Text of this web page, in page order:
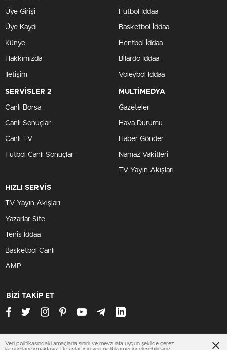
Üye Girişi
Üye Kaydı
Künye
Hakkımızda
İletişim
Futbol İddaa
Basketbol İddaa
Hentbol İddaa
Bilardo İddaa
Voleybol İddaa
SERVİSLER 2
Canlı Borsa
Canlı Sonuçlar
Canlı TV
Futbol Canlı Sonuçlar
MULTİMEDYA
Gazeteler
Hava Durumu
Haber Gönder
Namaz Vakitleri
TV Yayın Akışları
HIZLI SERVİS
TV Yayın Akışları
Yazarlar Site
Tenis İddaa
Basketbol Canlı
AMP
BİZİ TAKİP ET
www.adanahaberleri.org
Veri politikasındaki amaçlarla sınırlı ve mevzuata uygun şekilde çerez